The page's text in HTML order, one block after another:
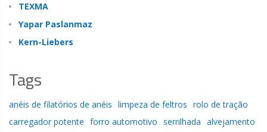
TEXMA
Yapar Paslanmaz
Kern-Liebers
Tags
anéis de filatórios de anéis limpeza de feltros rolo de tração
carregador potente forro automotivo serrilhada alvejamento